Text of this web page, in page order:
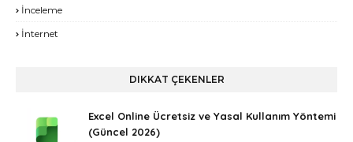
İnceleme
İnternet
DIKKAT ÇEKENLER
Excel Online Ücretsiz ve Yasal Kullanım Yöntemi
(Güncel 2026)